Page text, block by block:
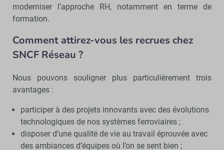
moderniser l’approche RH, notamment en terme de
formation.
Comment attirez-vous les recrues chez
SNCF Réseau ?
Nous pouvons souligner plus particulièrement trois
avantages :
participer à des projets innovants avec des évolutions
technologiques de nos systèmes ferroviaires ;
disposer d’une qualité de vie au travail éprouvée avec
des ambiances d’équipes où l’on se sent bien ;